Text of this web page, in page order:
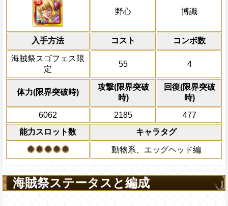
野心 博識
入手方法 コスト コンボ数
海賊祭スゴフェス限
定
55 4
体力(限界突破時)
攻撃(限界突破
時)
回復(限界突破
時)
6062
2185
477
能力スロット数
キャラタグ
動物系、エッグヘッド編
一味の必殺ターンを2短縮、一味のVS効
える毒状態またはスロット倍率更新効果
時、2ターンの間野心と博識タイプキャ
ェイン係数増加量が最大で＋0.8になり（
Great+0.5、Perfect+0.8になる）、それ以
増加量が最大で＋0.6になり（Good+0.2
Perfect+0.6になる）、その後、一味にか
態を10ターン回復、一味に[科学者][セラ
以上いる時かつ一味に[CPO][世界政府]が
時、一味の[お邪魔]を含む全てのスロット
ットに変換、3ターンの間一味の[爆弾][強
ロットによる攻撃倍率をスロット有利時
人以上いる時、一味の[お邪魔]を含む全て
弾]スロットに変換、2ターンの間一味の[
船長効果
キャラの攻撃を
にし、他の属性キャ
必殺技
ターン数：12
全てのスロットを自
換し、一味の必殺タ
利効果を1ターン延長
アクション
2ターンの間敵全体
を30%下げ、博識タ
げる
力に上乗せする
力属性
野心と博識タイプキャラの基礎ステ
自分は必殺ターン巻き戻しを3ター
体力50%以下の時、PERFECTなら
自分のスロット封じ状態を10ターン
必殺技使用回数制限を3ターン回復
識タイプキャラの攻撃を4.25倍、体力を
キャラは[力][肉][連][爆弾][強化爆弾]スロ
復、ターン終了時に体力を6000回復する
グに応じて以下の効果を発揮する】一味
ィム]が合計2人以上いる時、一味の攻撃
味に[CP0][世界政府]が合計2人以上いる
1.2倍にする
Lv上限突破
海賊祭ステータスと編成